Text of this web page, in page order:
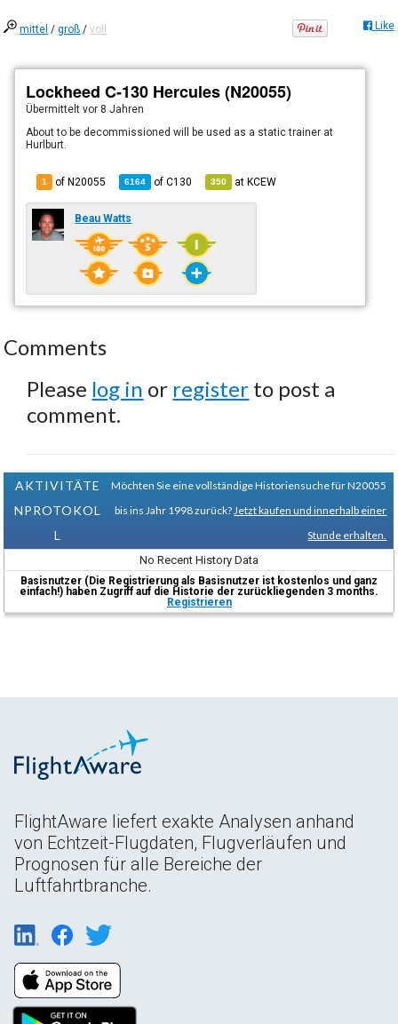
mittel /groß /voll Like
Lockheed C-130 Hercules (N20055)
Übermitteltvor 8 Jahren
About to be decommissioned will be used as a static trainer at
Hurlburt.
1 of N20055 6164 ofC130 350 atKCEW
Beau Watts
Comments
Please log in or register to post a
comment.
AKTIVITÄTE
NPROTOKOL
L
Möchten Sie eine vollständige Historiensuche für N20055
bis ins Jahr 1998 zurück? Jetzt kaufen und innerhalb einer
Stunde erhalten.
No Recent History Data
Basisnutzer (Die Registrierung als Basisnutzer ist kostenlos und ganz
einfach!) haben Zugriff auf die Historie der zurückliegenden 3 months.
Registrieren
FlightAware liefert exakte Analysen anhand
von Echtzeit-Flugdaten, Flugverläufen und
Prognosen für alle Bereiche der
Luftfahrtbranche.